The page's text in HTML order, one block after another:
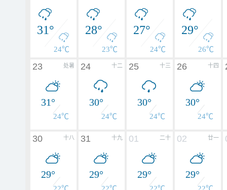
31°
24℃
28°
23℃
27°
24℃
29°
26℃
处暑
23
31°
24℃
十二
24
30°
24℃
十三
25
30°
24℃
十四
26
30°
24℃
十八
30
29°
十九
31
29°
二十
01
29°
廿一
02
29°